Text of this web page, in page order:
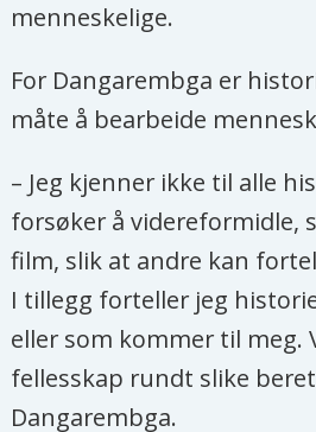
menneskelige.
For Dangarembga er
måte å bearbeide
– Jeg kjenner ikke til alle
forsøker å videreformidle,
film, slik at andre kan
I tillegg forteller jeg
eller som kommer til meg.
fellesskap rundt slike
Dangarembga.